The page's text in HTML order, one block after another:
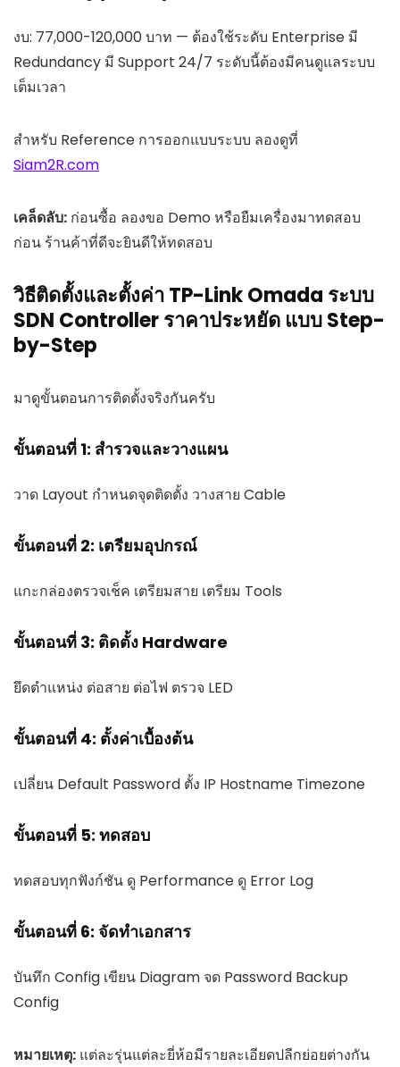
งบ: 77,000-120,000 บาท — ต้องใช้ระดับ Enterprise มี
Redundancy มี Support 24/7 ระดับนี้ต้องมีคนดูแลระบบ
เต็มเวลา
สำหรับ Reference การออกแบบระบบ ลองดูที่
Siam2R.com
เคล็ดลับ: ก่อนซื้อ ลองขอ Demo หรือยืมเครื่องมาทดสอบ
ก่อน ร้านค้าที่ดีจะยินดีให้ทดสอบ
วิธีติดตั้งและตั้งค่า TP-Link Omada ระบบ
SDN Controller ราคาประหยัด แบบ Step-
by-Step
มาดูขั้นตอนการติดตั้งจริงกันครับ
ขั้นตอนที่ 1: สำรวจและวางแผน
วาด Layout กำหนดจุดติดตั้ง วางสาย Cable
ขั้นตอนที่ 2: เตรียมอุปกรณ์
แกะกล่องตรวจเช็ค เตรียมสาย เตรียม Tools
ขั้นตอนที่ 3: ติดตั้ง Hardware
ยึดตำแหน่ง ต่อสาย ต่อไฟ ตรวจ LED
ขั้นตอนที่ 4: ตั้งค่าเบื้องต้น
เปลี่ยน Default Password ตั้ง IP Hostname Timezone
ขั้นตอนที่ 5: ทดสอบ
ทดสอบทุกฟังก์ชัน ดู Performance ดู Error Log
ขั้นตอนที่ 6: จัดทำเอกสาร
บันทึก Config เขียน Diagram จด Password Backup
Config
หมายเหตุ: แต่ละรุ่นแต่ละยี่ห้อมีรายละเอียดปลีกย่อยต่างกัน